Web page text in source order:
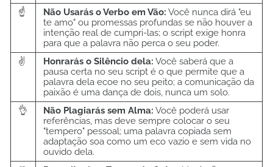
☝️ Não Usarás o Verbo em Vão: Você nunca dirá "eu
te amo" ou promessas profundas se não houver a
intenção real de cumpri-las; o script exige honra
para que a palavra não perca o seu poder.
✌️
Honrarás o Silêncio dela: Você saberá que a
pausa certa no seu script é o que permite que a
palavra dela ecoe no seu peito; a comunicação da
paixão é uma dança de dois, nunca um solo.
👌
Não Plagiarás sem Alma: Você poderá usar
referências, mas deve sempre colocar o seu
"tempero" pessoal; uma palavra copiada sem
adaptação soa como um eco vazio e sem vida no
ouvido dela.